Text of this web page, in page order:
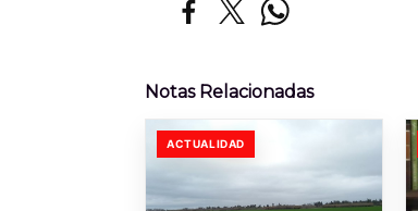
Notas Relacionadas
ACTUALIDAD